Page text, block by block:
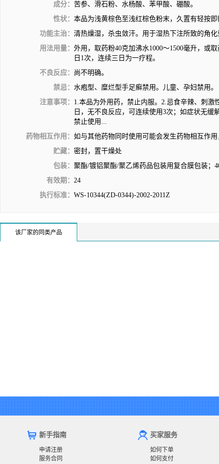
成分： 苦参、滑石粉、水杨酸、苯甲酸、硼酸。
性状： 本品为浅黄棕色至浅红棕色粉末，久置有轻按
功能主治： 清热燥湿，杀虫敛汗。用于湿热下注所致的角
用法用量： 外用，取药粉40克加沸水1000～1500毫升，或
日1次，连续三日为一疗程。
不良反应： 尚不明确。
禁忌： 水疱型、糜烂型手足癣禁用。儿童、孕妇禁用。
注意事项： 1.本品为外用药，禁止内服。2.忌食辛辣、刺
日，无不良反应，可连续使用3次；如症状无
禁止使用...
药物相互作用： 如与其他药物同时使用可能会发生药物相互作
贮藏： 密封，置干燥处
包装： 聚酯/镀铝聚酯/聚乙烯药品包装用复合膜包装；
有效期： 24
执行标准： WS-10344(ZD-0344)-2002-2011Z
该厂家的同类产品
新手指南
申请注册
服务合同
买家服务
如何下单
如何支付